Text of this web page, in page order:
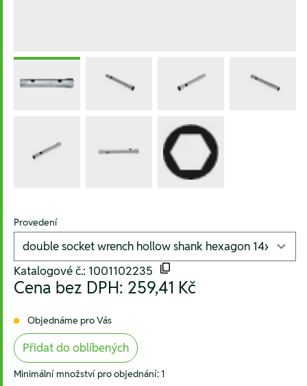
Provedení
Katalogové č.: 1001102235
Cena bez DPH: 259,41 Kč
Objednáme pro Vás
Přidat do oblíbených
Minimální množství pro objednání: 1